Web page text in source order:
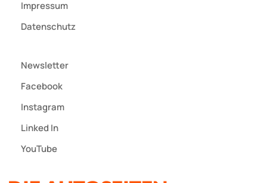
Impressum
Datenschutz
Newsletter
Facebook
Instagram
Linked In
YouTube